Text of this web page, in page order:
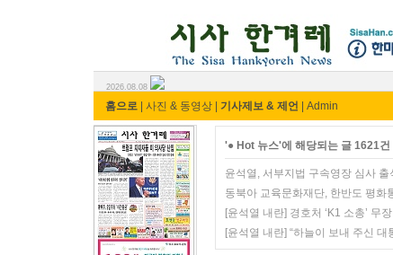
2026.08.08
홈으로 사진 & 동영상 기사제보 & 제언 Admin
'● Hot 뉴스'에 해당되는 글 1621건
윤석열, 서부지법 구속영장 심사
동북아 교육문화재단, 한반도 평화
[윤석열 내란] 경호처 ‘K1 소총’ 무
[윤석열 내란] “하늘이 보내 주신